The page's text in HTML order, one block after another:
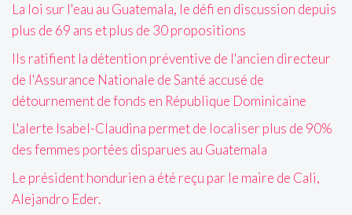
La loi sur l'eau au Guatemala, le défi en discussion depuis
plus de 69 ans et plus de 30 propositions
Ils ratifient la détention préventive de l'ancien directeur
de l'Assurance Nationale de Santé accusé de
détournement de fonds en République Dominicaine
L'alerte Isabel-Claudina permet de localiser plus de 90%
des femmes portées disparues au Guatemala
Le président hondurien a été reçu par le maire de Cali,
Alejandro Eder.